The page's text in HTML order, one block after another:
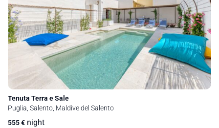
Tenuta Terra e Sale
Puglia, Salento, Maldive del Salento
555€ night